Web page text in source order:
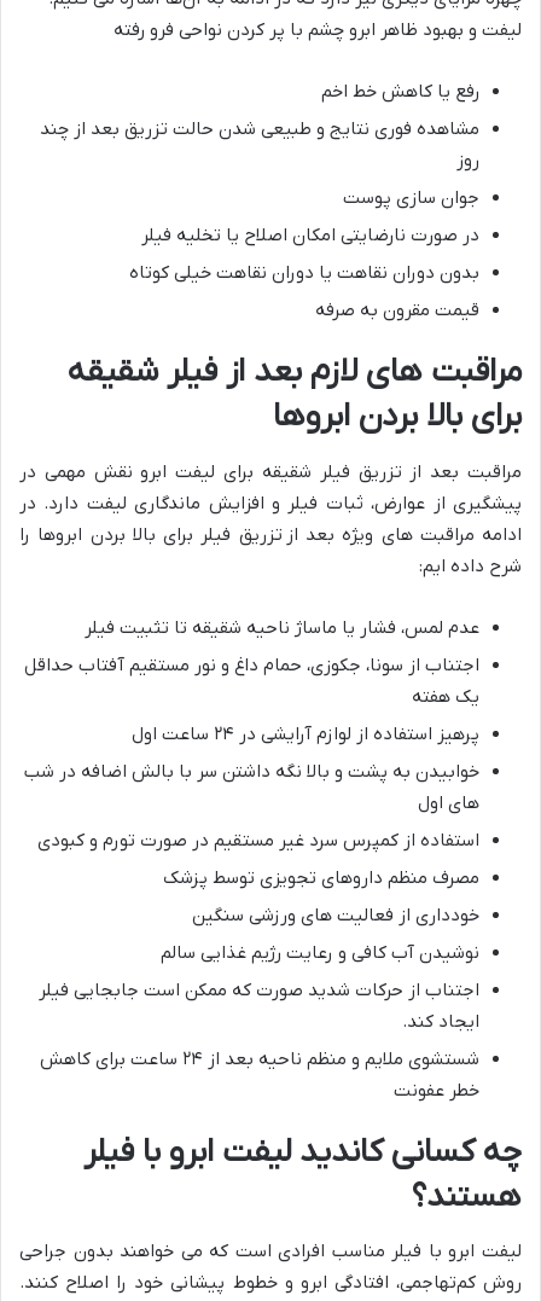
لیفت و بهبود ظاهر ابرو چشم با پر کردن نواحی فرو رفته
رفع یا کاهش خط اخم
مشاهده فوری نتایج و طبیعی شدن حالت تزریق بعد از چند
روز
جوان سازی پوست
در صورت نارضایتی امکان اصلاح یا تخلیه فیلر
بدون دوران نقاهت یا دوران نقاهت خیلی کوتاه
قیمت مقرون به صرفه
مراقبت های لازم بعد از فیلر شقیقه
برای بالا بردن ابروها
مراقبت بعد از تزریق فیلر شقیقه برای لیفت ابرو نقش مهمی در
پیشگیری از عوارض، ثبات فیلر و افزایش ماندگاری لیفت دارد. در
ادامه مراقبت های ویژه بعد از تزریق فیلر برای بالا بردن ابروها را
شرح داده ایم:
عدم لمس، فشار یا ماساژ ناحیه شقیقه تا تثبیت فیلر
اجتناب از سونا، جکوزی، حمام داغ و نور مستقیم آفتاب حداقل
یک هفته
پرهیز استفاده از لوازم آرایشی در ۲۴ ساعت اول
خوابیدن به پشت و بالا نگه داشتن سر با بالش اضافه در شب
های اول
استفاده از کمپرس سرد غیر مستقیم در صورت تورم و کبودی
مصرف منظم داروهای تجویزی توسط پزشک
خودداری از فعالیت های ورزشی سنگین
نوشیدن آب کافی و رعایت رژیم غذایی سالم
اجتناب از حرکات شدید صورت که ممکن است جابجایی فیلر
ایجاد کند.
شستشوی ملایم و منظم ناحیه بعد از ۲۴ ساعت برای کاهش
خطر عفونت
چه کسانی کاندید لیفت ابرو با فیلر
هستند؟
لیفت ابرو با فیلر مناسب افرادی است که می خواهند بدون جراحی
روش کم‌تهاجمی، افتادگی ابرو و خطوط پیشانی خود را اصلاح کنند.